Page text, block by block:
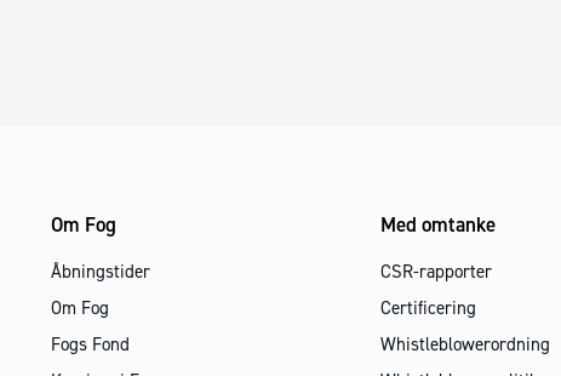
Om Fog
Åbningstider
Om Fog
Fogs Fond
Med omtanke
CSR-rapporter
Certificering
Whistleblowerordning